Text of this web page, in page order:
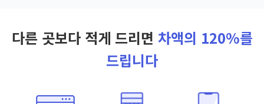
다른 곳보다 적게 드리면 차액의 120%를
드립니다